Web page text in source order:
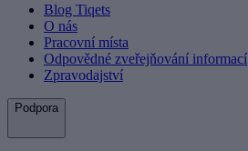
Blog Tiqets
O nás
Pracovní místa
Odpovědné zveřejňování informací
Zpravodajství
Podpora